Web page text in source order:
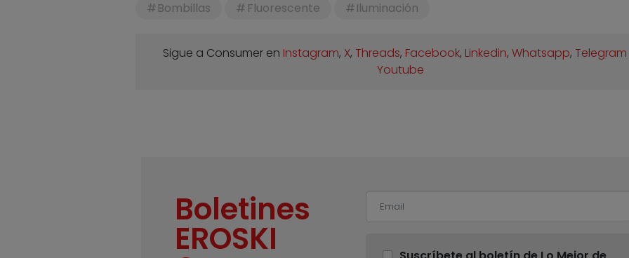
Bombillas Fluorescente Iluminación
Sigue a Consumer en Instagram, X,Threads, Facebook, Linkedin,Whatsapp,Telegram
Youtube
Boletines
EROSKI